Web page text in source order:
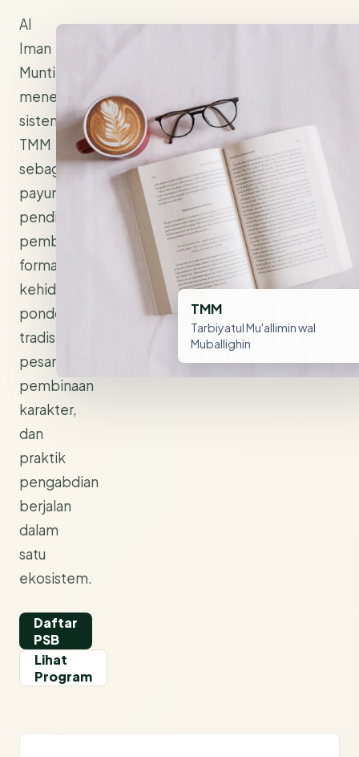
Al
Iman
Muntilan
menerapkan
sistem
TMM
sebagai
payung
pendidikan:
pembelajaran
formal,
kehidupan
pondok,
tradisi
pesantren,
pembinaan
karakter,
dan
praktik
pengabdian
berjalan
dalam
satu
ekosistem.
Daftar
PSB
Lihat
Program
TMM
Tarbiyatul Mu'allimin wal
Muballighin